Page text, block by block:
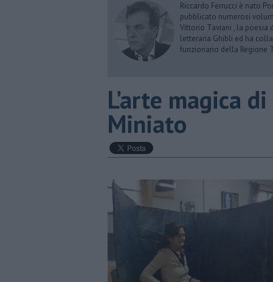
Riccardo Ferrucci è nato
pubblicato numerosi
Vittorio Taviani , la poesia
letteraria Ghibli ed ha
funzionario della Regione
​L’arte magica
Miniato